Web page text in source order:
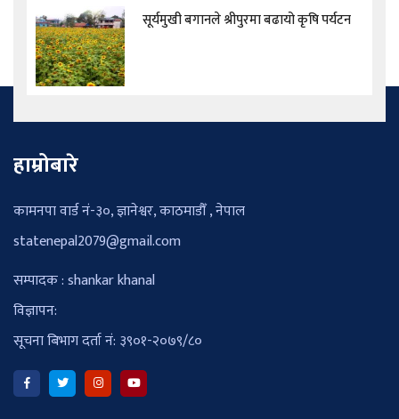
सूर्यमुखी बगानले श्रीपुरमा बढायो कृषि पर्यटन
हाम्रोबारे
कामनपा वार्ड नं-३०, ज्ञानेश्वर, काठमाडौँ , नेपाल
statenepal2079@gmail.com
सम्पादक : shankar khanal
विज्ञापन:
सूचना बिभाग दर्ता नं: ३९०१-२०७९/८०